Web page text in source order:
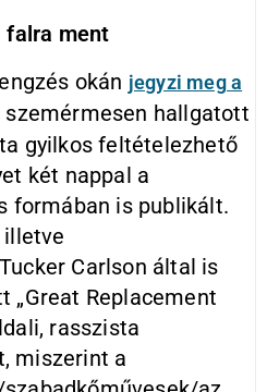
falra ment
okán jegyzi meg a
szemérmesen hallgatott
gyilkos feltételezhető
két nappal a
formában is publikált.
illetve
Carlson által is
„Great Replacement
rasszista
miszerint a